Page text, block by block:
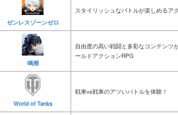
ゼンレスゾーンゼロ
スタイリッシュなバトルが楽しめるア
鳴潮
自由度の高い戦闘と多彩なコンテンツ
ールドアクションRPG
World of Tanks
戦車vs戦車のアツいバトルを体験！